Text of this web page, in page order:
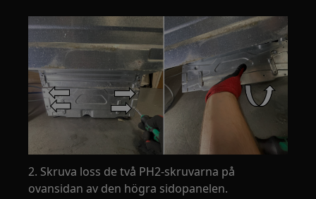
2. Skruva loss de två PH2-skruvarna på
ovansidan av den högra sidopanelen.